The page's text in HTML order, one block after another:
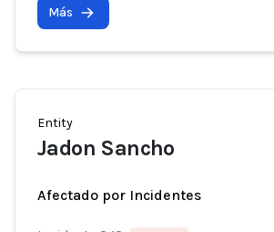
Más
Entity
Jadon Sancho
Afectado por Incidentes